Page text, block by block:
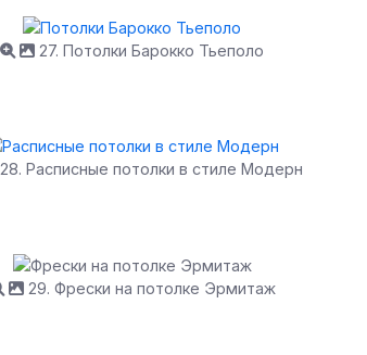
27. Потолки Барокко Тьеполо
28. Расписные потолки в стиле Модерн
29. Фрески на потолке Эрмитаж